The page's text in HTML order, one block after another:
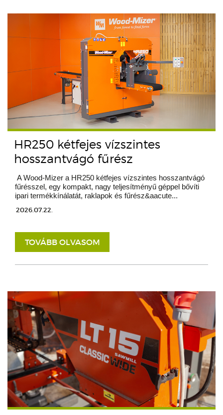
HR250 kétfejes vízszintes
hosszantvágó fűrész
A Wood-Mizer a HR250 kétfejes vízszintes hosszantvágó
fűrésszel, egy kompakt, nagy teljesítményű géppel bővíti
ipari termékkínálatát, raklapok és fűrész&aacute...
2026.07.22.
TOVÁBB OLVASOM